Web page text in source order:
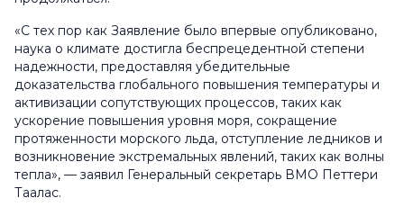
«С тех пор как Заявление было впервые опубликовано,
наука о климате достигла беспрецедентной степени
надежности, предоставляя убедительные
доказательства глобального повышения температуры и
активизации сопутствующих процессов, таких как
ускорение повышения уровня моря, сокращение
протяженности морского льда, отступление ледников и
возникновение экстремальных явлений, таких как волны
тепла», — заявил Генеральный секретарь ВМО Петтери
Таалас.